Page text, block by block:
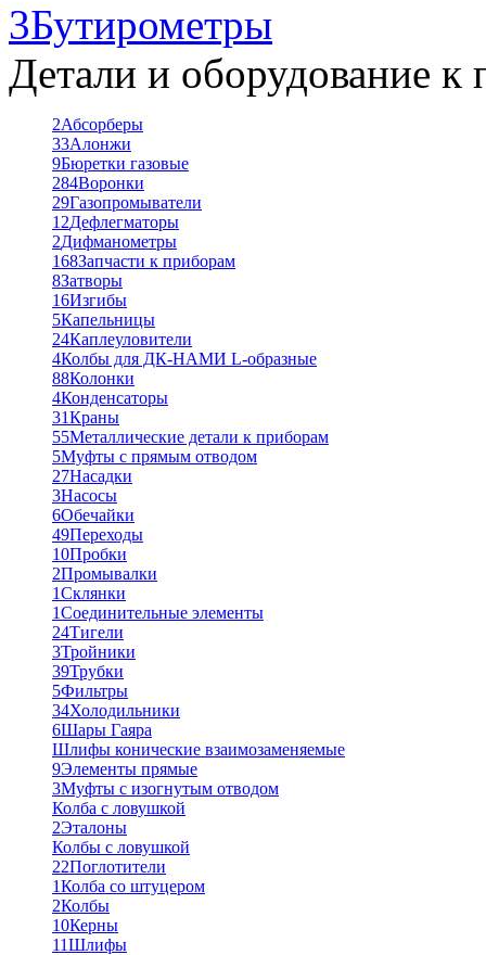
3Бутирометры
Детали и оборудование к
2Абсорберы
33Алонжи
9Бюретки газовые
284Воронки
29Газопромыватели
12Дефлегматоры
2Дифманометры
168Запчасти к приборам
8Затворы
16Изгибы
5Капельницы
24Каплеуловители
4Колбы для ДК-НАМИ L-образные
88Колонки
4Конденсаторы
31Краны
55Металлические детали к приборам
5Муфты с прямым отводом
27Насадки
3Насосы
6Обечайки
49Переходы
10Пробки
2Промывалки
1Склянки
1Соединительные элементы
24Тигели
3Тройники
39Трубки
5Фильтры
34Холодильники
6Шары Гаяра
Шлифы конические взаимозаменяемые
9Элементы прямые
3Муфты с изогнутым отводом
Колба с ловушкой
2Эталоны
Колбы с ловушкой
22Поглотители
1Колба со штуцером
2Колбы
10Керны
11Шлифы